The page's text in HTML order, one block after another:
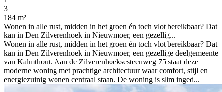
3
184 m²
Wonen in alle rust, midden in het groen én toch vlot bereikbaar? Dat
kan in Den Zilverenhoek in Nieuwmoer, een gezellig...
Wonen in alle rust, midden in het groen én toch vlot bereikbaar? Dat
kan in Den Zilverenhoek in Nieuwmoer, een gezellige deelgemeente
van Kalmthout. Aan de Zilverenhoeksesteenweg 75 staat deze
moderne woning met prachtige architectuur waar comfort, stijl en
energiezuinig wonen centraal staan. De woning is slim inged...